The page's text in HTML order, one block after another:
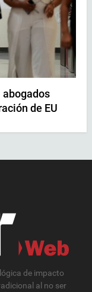
abogados
de EU
de impacto
al no ser